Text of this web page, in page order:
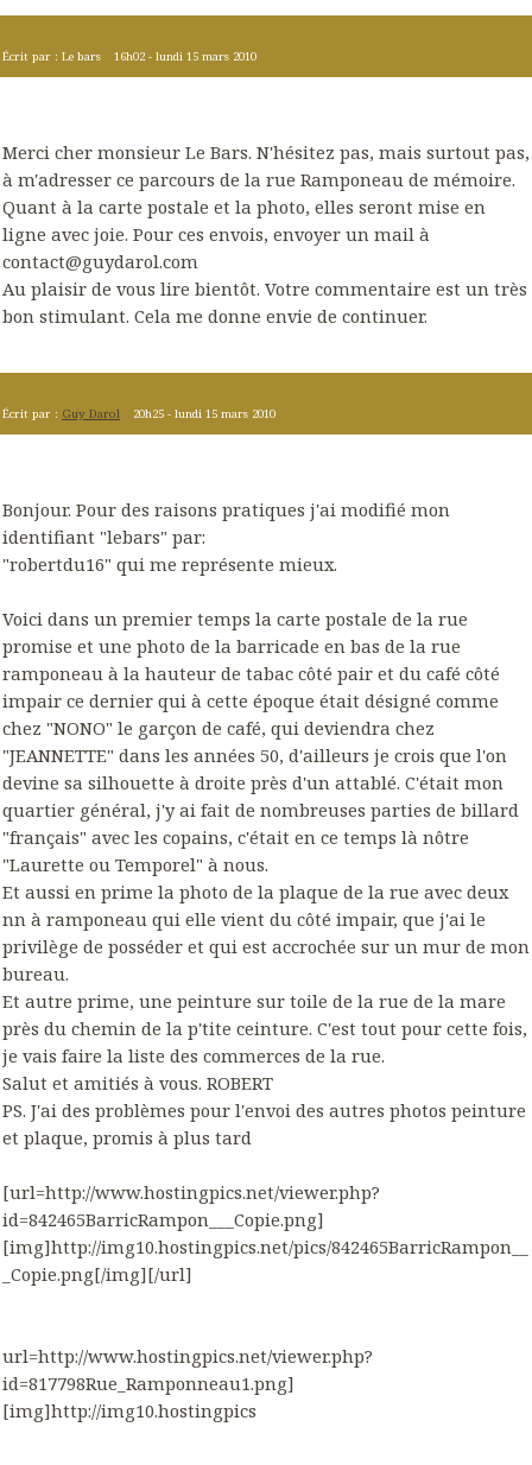
Écrit par : Le bars 16h02 -lundi 15 mars 2010
Merci cher monsieur Le Bars. N'hésitez pas, mais surtout pas,
à m'adresser ce parcours de la rue Ramponeau de mémoire.
Quant à la carte postale et la photo, elles seront mise en
ligne avec joie. Pour ces envois, envoyer un mail à
contact@guydarol.com
Au plaisir de vous lire bientôt. Votre commentaire est un très
bon stimulant. Cela me donne envie de continuer.
Écrit par : Guy Darol 20h25 -lundi 15 mars 2010
Bonjour. Pour des raisons pratiques j'ai modifié mon
identifiant "lebars" par:
"robertdu16" qui me représente mieux.
Voici dans un premier temps la carte postale de la rue
promise et une photo de la barricade en bas de la rue
ramponeau à la hauteur de tabac côté pair et du café côté
impair ce dernier qui à cette époque était désigné comme
chez "NONO" le garçon de café, qui deviendra chez
"JEANNETTE" dans les années 50, d'ailleurs je crois que l'on
devine sa silhouette à droite près d'un attablé. C'était mon
quartier général, j'y ai fait de nombreuses parties de billard
"français" avec les copains, c'était en ce temps là nôtre
"Laurette ou Temporel" à nous.
Et aussi en prime la photo de la plaque de la rue avec deux
nn à ramponeau qui elle vient du côté impair, que j'ai le
privilège de posséder et qui est accrochée sur un mur de mon
bureau.
Et autre prime, une peinture sur toile de la rue de la mare
près du chemin de la p'tite ceinture. C'est tout pour cette fois,
je vais faire la liste des commerces de la rue.
Salut et amitiés à vous. ROBERT
PS. J'ai des problèmes pour l'envoi des autres photos peinture
et plaque, promis à plus tard
[url=http://www.hostingpics.net/viewer.php?
id=842465BarricRampon___Copie.png]
[img]http://img10.hostingpics.net/pics/842465BarricRampon__
_Copie.png[/img][/url]
url=http://www.hostingpics.net/viewer.php?
id=817798Rue_Ramponneau1.png]
[img]http://img10.hostingpics